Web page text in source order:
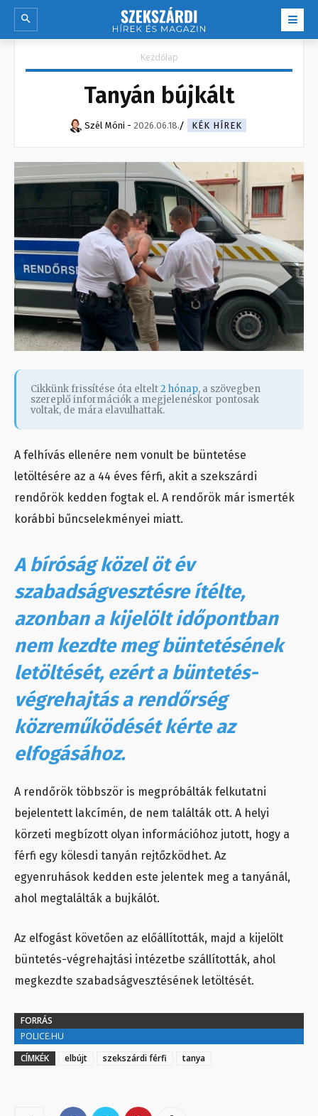
Kezdőlap
Tanyán bújkált
Szél Móni - 2026.06.18. KÉK HÍREK
Cikkünk frissítése óta eltelt2 hónap, a szövegben
szereplő információk a megjelenéskor pontosak
voltak, de mára elavulhattak.
A felhívás ellenére nem vonult be büntetése
letöltésére az a 44 éves férfi, akit a szekszárdi
rendőrök kedden fogtak el. A rendőrök már ismerték
korábbi bűncselekményei miatt.
A bíróság közel öt év
szabadságvesztésre ítélte,
azonban a kijelölt időpontban
nem kezdte meg büntetésének
letöltését, ezért a büntetés-
végrehajtás a rendőrség
közreműködését kérte az
elfogásához.
A rendőrök többször is megpróbálták felkutatni
bejelentett lakcímén, de nem találták ott. A helyi
körzeti megbízott olyan információhoz jutott, hogy a
férfi egy kölesdi tanyán rejtőzködhet. Az
egyenruhások kedden este jelentek meg a tanyánál,
ahol megtalálták a bujkálót.
Az elfogást követően az előállították, majd a kijelölt
büntetés-végrehajtási intézetbe szállították, ahol
megkezdte szabadságvesztésének letöltését.
FORRÁS
POLICE.HU
CÍMKÉK
elbújt szekszárdi férfi tanya